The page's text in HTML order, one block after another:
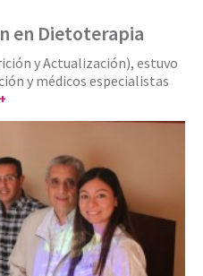
en Dietoterapia
y Actualización), estuvo
y médicos especialistas